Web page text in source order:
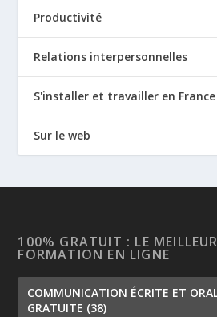
Productivité
Relations interpersonnelles
S'installer et travailler en France
Sur le web
100% GRATUIT : LE
FORMATION EN LIGNE
COMMUNICATION ÉCRITE ET
GRATUITE (38)